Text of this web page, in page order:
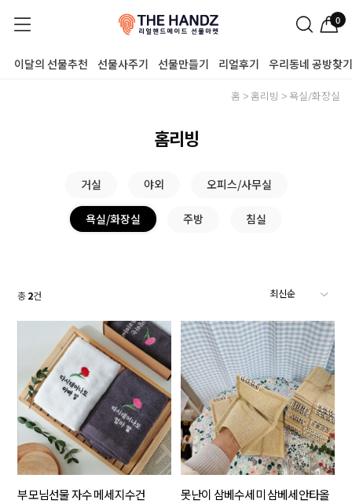
0
이달의 선물추천 선물사주기 선물만들기 리얼후기 우리동네 공방찾기
홈 홈리빙 욕실/화장실
홈리빙
거실 야외 오피스/사무실
욕실/화장실 주방 침실
총2건
부모님선물 자수 메세지수건 못난이 삼베수세미 삼베세안타올